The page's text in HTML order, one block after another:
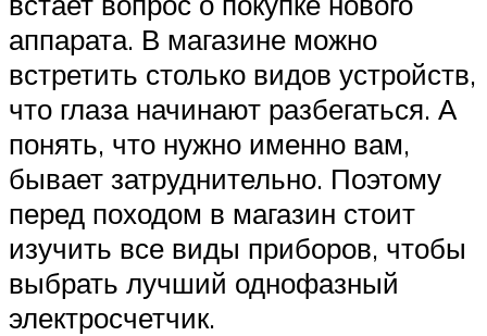
аппарата. В магазине можно
встретить столько видов устройств,
что глаза начинают разбегаться. А
понять, что нужно именно вам,
бывает затруднительно. Поэтому
перед походом в магазин стоит
изучить все виды приборов, чтобы
выбрать лучший однофазный
электросчетчик.